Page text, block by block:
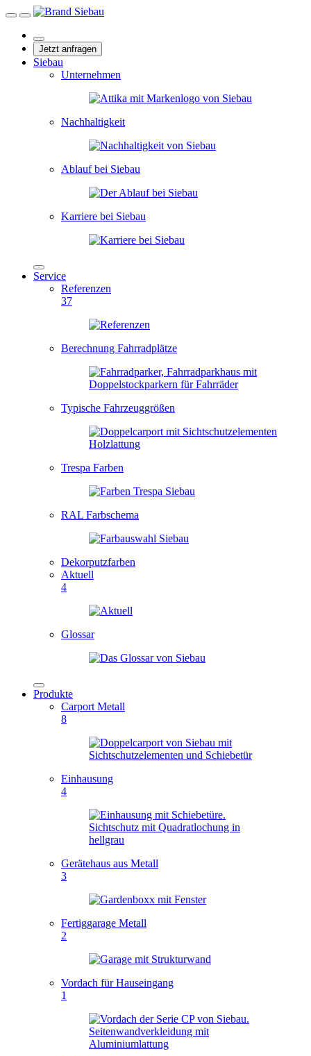
Jetzt anfragen
Siebau
Unternehmen
Nachhaltigkeit
Ablauf bei Siebau
Karriere bei Siebau
Service
Referenzen
37
Berechnung Fahrradplätze
Typische Fahrzeuggrößen
Trespa Farben
RAL Farbschema
Dekorputzfarben
Aktuell
4
Glossar
Produkte
Carport Metall
8
Einhausung
4
Gerätehaus aus Metall
3
Fertiggarage Metall
2
Vordach für Hauseingang
1